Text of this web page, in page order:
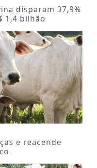
disparam 37,9%
1,4 bilhão
e reacende